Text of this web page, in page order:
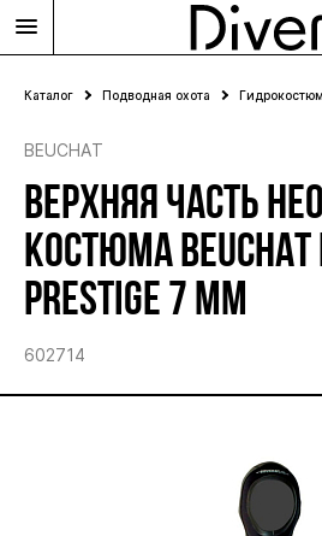
Каталог Подводная охота
BEUCHAT
ВЕРХНЯЯ ЧАСТЬ
КОСТЮМА BEUCHAT
PRESTIGE 7 ММ
602714